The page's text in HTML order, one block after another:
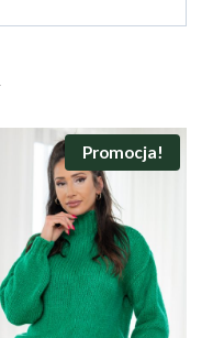
Promocja!